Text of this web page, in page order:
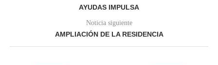
AYUDAS IMPULSA
Noticia siguiente
AMPLIACIÓN DE LA RESIDENCIA